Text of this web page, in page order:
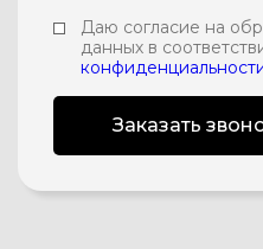
Даю согласие на
данных в